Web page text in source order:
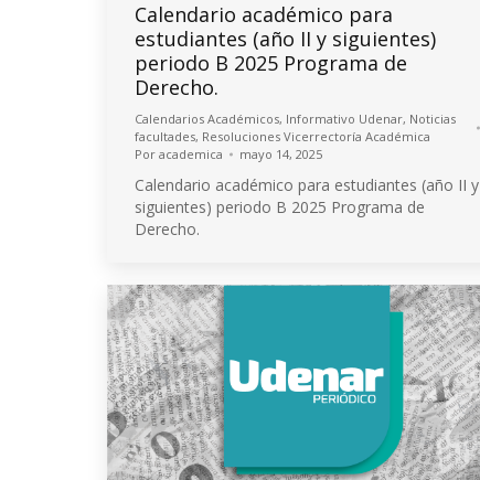
Calendario académico para
estudiantes (año II y siguientes)
periodo B 2025 Programa de
Derecho.
Calendarios Académicos, Informativo Udenar, Noticias
facultades, Resoluciones Vicerrectoría Académica
Por academica mayo 14, 2025
Calendario académico para estudiantes (año II y
siguientes) periodo B 2025 Programa de
Derecho.